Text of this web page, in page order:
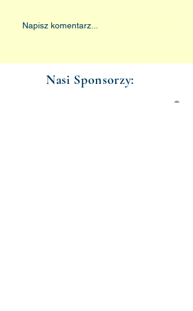
Napisz komentarz...
Nasi Sponsorzy: